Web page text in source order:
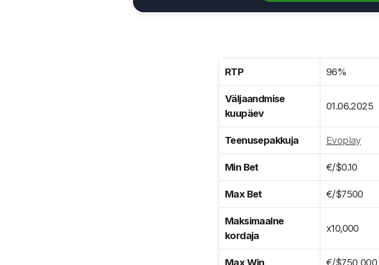
RTP 96%
Väljaandmise
kuupäev
01.06.2025
Teenusepakkuja Evoplay
Min Bet €/$0.10
Max Bet €/$7500
Maksimaalne
kordaja
x10,000
Max Win €/$750 000